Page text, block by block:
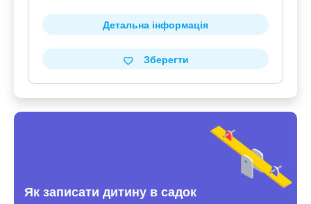
Детальна інформація
Зберегти
Як записати дитину в садок